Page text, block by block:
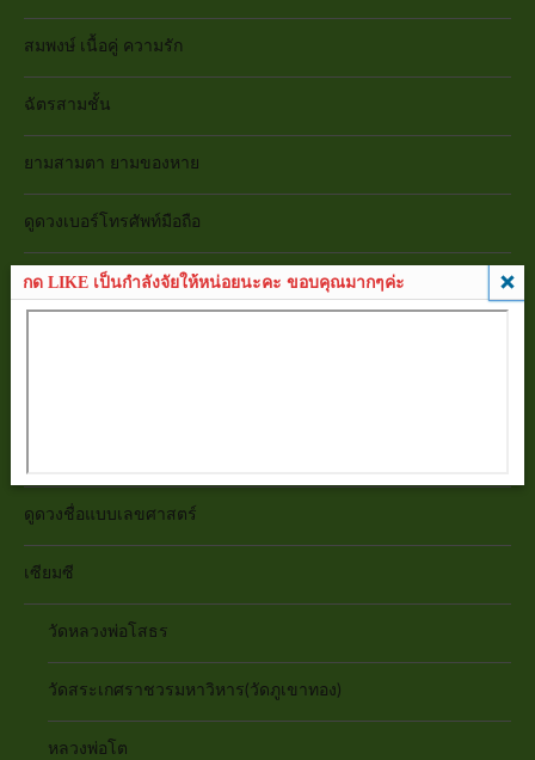
สมพงษ์ เนื้อคู่ ความรัก
ฉัตรสามชั้น
ยามสามตา ยามของหาย
ดูดวงเบอร์โทรศัพท์มือถือ
ดูดวงทะเบียนรถ
ดูดวงชื่อแบบเลขศาสตร์
เซียมซี
วัดหลวงพ่อโสธร
วัดสระเกศราชวรมหาวิหาร(วัดภูเขาทอง)
หลวงพ่อโต
กด LIKE เป็นกำลังจัยให้หน่อยนะคะ ขอบคุณมากๆค่ะ